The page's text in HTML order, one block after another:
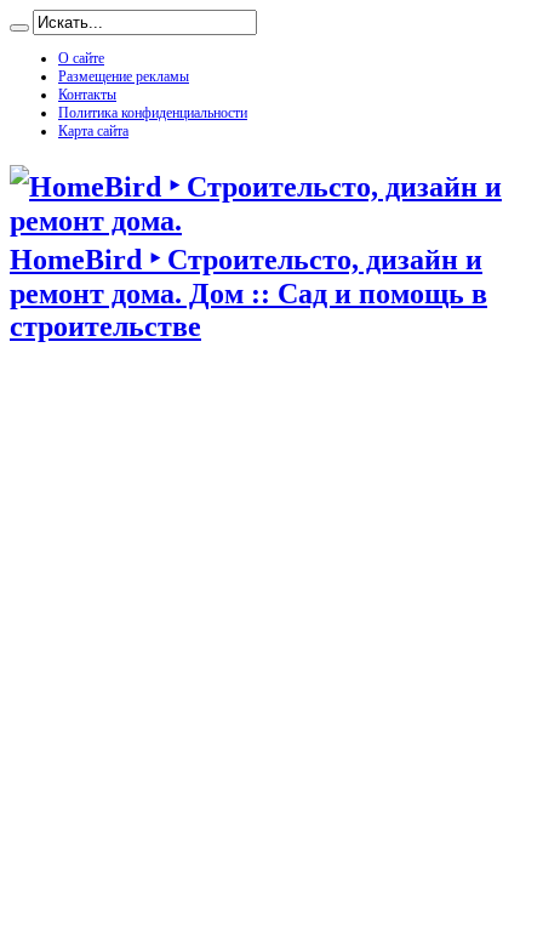
О сайте
Размещение рекламы
Контакты
Политика конфиденциальности
Карта сайта
HomeBird ‣ Строительсто, дизайн и
ремонт дома. Дом :: Сад и помощь в
строительстве